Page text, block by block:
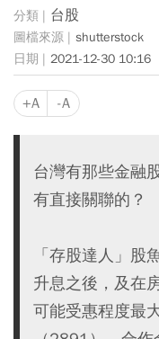
台股
shutterstock
2021-12-30 10:16
+A -A
台灣有那些金融
有直接關聯的？
「存股達人」股
升息之後，及在
可能受惠程度最